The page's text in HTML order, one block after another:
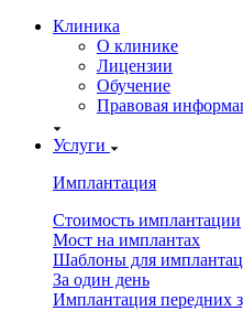
Клиника
О клинике
Лицензии
Обучение
Правовая
Услуги
Имплантация
Стоимость имплантации
Мост на имплантах
Шаблоны для
За один день
Имплантация передних